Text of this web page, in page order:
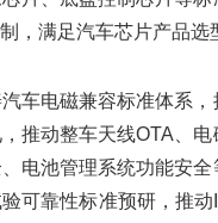
，满足汽车芯片产品选
车电磁兼容标准体系
推动整车天线OTA、
电池管理系统功能安
可靠性标准预研，推